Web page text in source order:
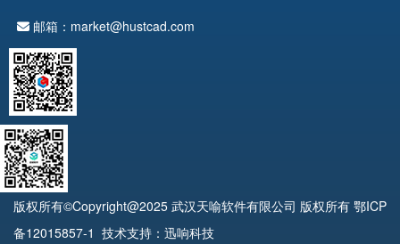
邮箱：market@hustcad.com
版权所有©Copyright@2025 武汉天喻软件有限公司 版权所有 鄂ICP
备12015857-1 技术支持：迅响科技